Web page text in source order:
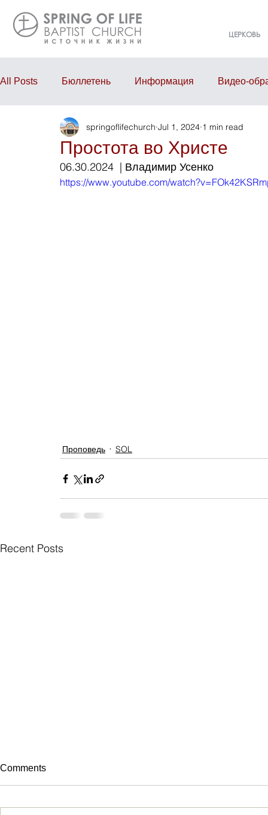
ЦЕРКОВЬ
All Posts Бюллетень Информация Видео-
Проповедь Годовой отчёт События
Простота во Христе
springoflifechurch Jul 1, 2024 1 min read
06.30.2024  | Владимир Усенко
https://www.youtube.com/
Проповедь SOL
Recent Posts
Comments